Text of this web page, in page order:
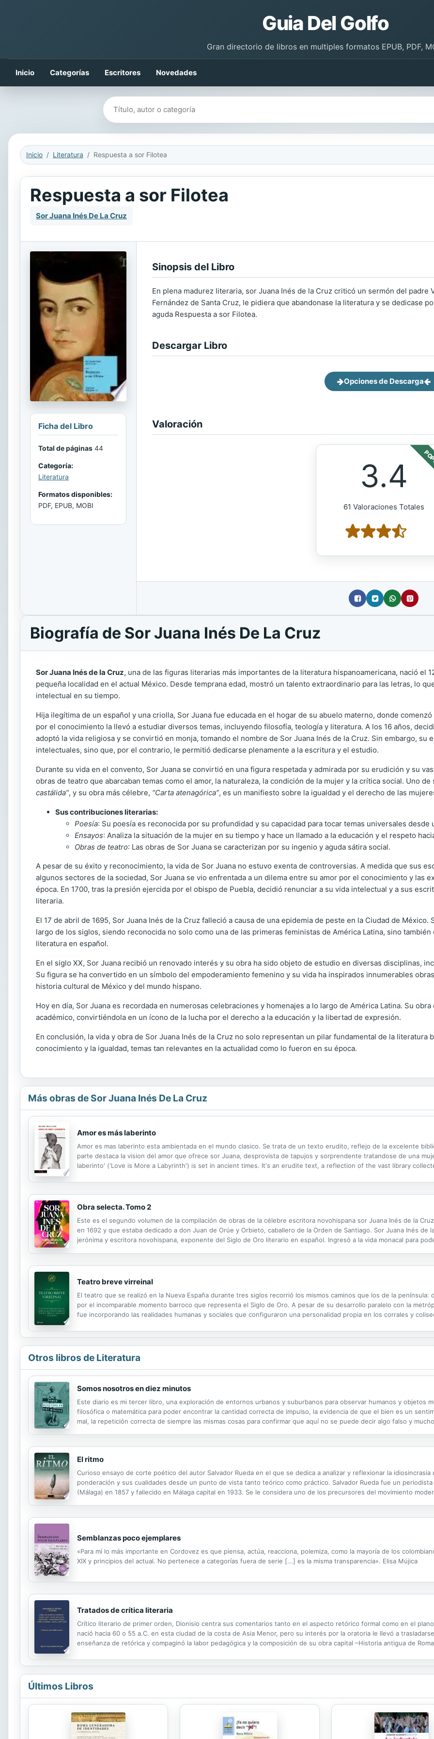
Guia Del Golfo
Gran directorio de libros en multiples formatos EPUB, PDF,
Inicio Categorías Escritores Novedades
Buscar libros
Inicio Literatura Respuesta a sor Filotea
Respuesta a sor Filotea
Sor Juana Inés De La Cruz
Ficha del Libro
Total de páginas 44
Categoría:
Literatura
Formatos disponibles:
PDF, EPUB, MOBI
Sinopsis del Libro
En plena madurez literaria, sor Juana Inés de la Cruz criticó un sermón del
Fernández de Santa Cruz, le pidiera que abandonase la literatura y se dedicase
aguda Respuesta a sor Filotea.
Descargar Libro
Opciones de Descarga
Valoración
3.4
61 Valoraciones Totales
Biografía de Sor Juana Inés De La Cruz
Sor Juana Inés de la Cruz, una de las figuras literarias más importantes de la literatura hispanoamericana, nació el
pequeña localidad en el actual México. Desde temprana edad, mostró un talento extraordinario para las letras, lo
intelectual en su tiempo.
Hija ilegítima de un español y una criolla, Sor Juana fue educada en el hogar de su abuelo materno, donde
por el conocimiento la llevó a estudiar diversos temas, incluyendo filosofía, teología y literatura. A los 16 años,
adoptó la vida religiosa y se convirtió en monja, tomando el nombre de Sor Juana Inés de la Cruz. Sin embargo, su
intelectuales, sino que, por el contrario, le permitió dedicarse plenamente a la escritura y el estudio.
Durante su vida en el convento, Sor Juana se convirtió en una figura respetada y admirada por su erudición y su
obras de teatro que abarcaban temas como el amor, la naturaleza, la condición de la mujer y la crítica social. Uno
castálida”, y su obra más célebre, “Carta atenagórica”, es un manifiesto sobre la igualdad y el derecho de las
Sus contribuciones literarias:
Poesía: Su poesía es reconocida por su profundidad y su capacidad para tocar temas universales desde
Ensayos: Analiza la situación de la mujer en su tiempo y hace un llamado a la educación y el respeto
Obras de teatro: Las obras de Sor Juana se caracterizan por su ingenio y aguda sátira social.
A pesar de su éxito y reconocimiento, la vida de Sor Juana no estuvo exenta de controversias. A medida que sus
algunos sectores de la sociedad, Sor Juana se vio enfrentada a un dilema entre su amor por el conocimiento y las
época. En 1700, tras la presión ejercida por el obispo de Puebla, decidió renunciar a su vida intelectual y a sus
literaria.
El 17 de abril de 1695, Sor Juana Inés de la Cruz falleció a causa de una epidemia de peste en la Ciudad de
largo de los siglos, siendo reconocida no solo como una de las primeras feministas de América Latina, sino
literatura en español.
En el siglo XX, Sor Juana recibió un renovado interés y su obra ha sido objeto de estudio en diversas disciplinas,
Su figura se ha convertido en un símbolo del empoderamiento femenino y su vida ha inspirados innumerables
historia cultural de México y del mundo hispano.
Hoy en día, Sor Juana es recordada en numerosas celebraciones y homenajes a lo largo de América Latina. Su
académico, convirtiéndola en un ícono de la lucha por el derecho a la educación y la libertad de expresión.
En conclusión, la vida y obra de Sor Juana Inés de la Cruz no solo representan un pilar fundamental de la
conocimiento y la igualdad, temas tan relevantes en la actualidad como lo fueron en su época.
Más obras de Sor Juana Inés De La Cruz
Amor es más laberinto
Amor es mas laberinto esta ambientada en el mundo clasico. Se trata de un texto erudito, reflejo de la excelente
parte destaca la vision del amor que ofrece sor Juana, desprovista de tapujos y sorprendente tratandose de una
laberinto' ('Love is More a Labyrinth') is set in ancient times. It's an erudite text, a reflection of the vast library
Obra selecta. Tomo 2
Este es el segundo volumen de la compilación de obras de la célebre escritora novohispana sor Juana Inés de la
en 1692 y que estaba dedicado a don Juan de Orúe y Orbieto, caballero de la Orden de Santiago. Sor Juana Inés de
jerónima y escritora novohispana, exponente del Siglo de Oro literario en español. Ingresó a la vida monacal para
Teatro breve virreinal
El teatro que se realizó en la Nueva España durante tres siglos recorrió los mismos caminos que los de la península:
por el incomparable momento barroco que representa el Siglo de Oro. A pesar de su desarrollo paralelo con la
fue incorporando las realidades humanas y sociales que configuraron una personalidad propia en los corrales y
Otros libros de Literatura
Somos nosotros en diez minutos
Este diario es mi tercer libro, una exploración de entornos urbanos y suburbanos para observar humanos y objetos
filosófica o matemática para poder encontrar la cantidad correcta de impulso, la evidencia de que el bien es un
mal, la repetición correcta de siempre las mismas cosas para confirmar que aquí no se puede decir algo falso y
El ritmo
Curioso ensayo de corte poético del autor Salvador Rueda en el que se dedica a analizar y reflexionar la
ponderación y sus cualidades desde un punto de vista tanto teórico como práctico. Salvador Rueda fue un
(Málaga) en 1857 y fallecido en Málaga capital en 1933. Se le considera uno de los precursores del movimiento
Semblanzas poco ejemplares
«Para mí lo más importante en Cordovez es que piensa, actúa, reacciona, polemiza, como la mayoría de los
XIX y principios del actual. No pertenece a categorías fuera de serie [...] es la misma transparencia». Elisa Mújica
Tratados de crítica literaria
Crítico literario de primer orden, Dionisio centra sus comentarios tanto en el aspecto retórico formal como en el
nació hacia 60 o 55 a.C. en esta ciudad de la costa de Asia Menor, pero su interés por la oratoria le llevó a
enseñanza de retórica y compaginó la labor pedagógica y la composición de su obra capital –Historia antigua de
Últimos Libros